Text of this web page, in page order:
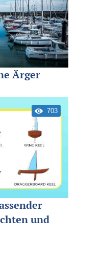
Ärger
703
und